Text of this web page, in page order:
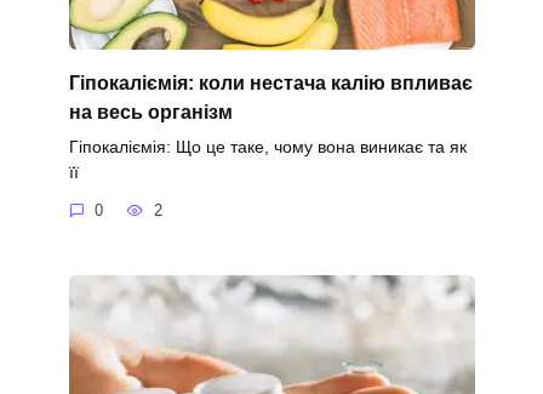
Гіпокаліємія: коли нестача калію впливає
на весь організм
Гіпокаліємія: Що це таке, чому вона виникає та як
її
0 2